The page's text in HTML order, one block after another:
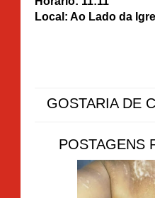
Local: Ao Lado da
GOSTARIA DE
POSTAGENS